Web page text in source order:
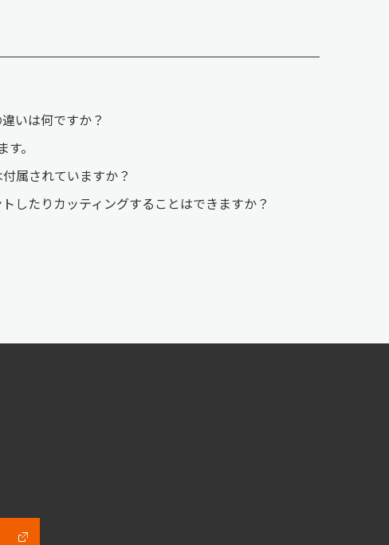
いは何ですか？
。
属されていますか？
したりカッティングすることはできますか？